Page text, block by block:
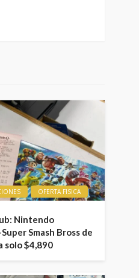
OFERTA FISICA
Nintendo
Smash Bross de
solo $4,890